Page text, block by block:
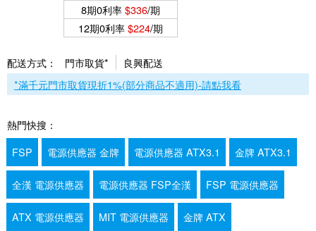
8期0利率$336/期
12期0利率$224/期
配送方式： 門市取貨*
良興配送
*滿千元門市取貨現折1%(部分商品不適用)-請點我看
熱門快搜：
FSP
電源供應器 金牌 電源供應器 ATX3.1 金牌 ATX3.1
全漢 電源供應器 電源供應器 FSP全漢 FSP 電源供應器
ATX 電源供應器 MIT 電源供應器 金牌 ATX